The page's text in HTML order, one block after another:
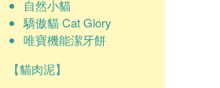
自然小貓
驕傲貓 Cat Glory
唯寶機能潔牙餅
【貓肉泥】